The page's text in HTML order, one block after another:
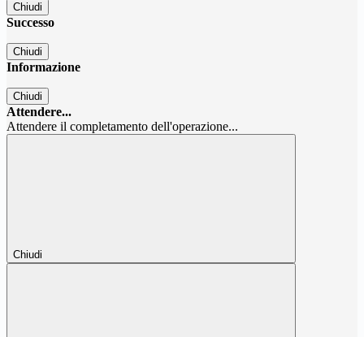
Chiudi
Successo
Chiudi
Informazione
Chiudi
Attendere...
Attendere il completamento dell'operazione...
Chiudi